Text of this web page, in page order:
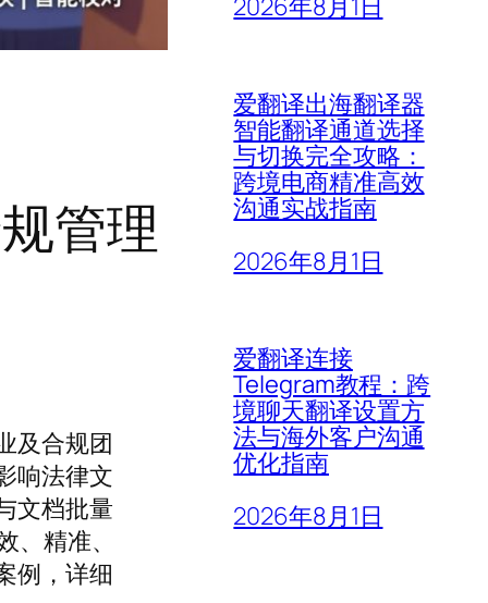
管理
及合规团
响法律文
文档批量
精准、
例，详细
爱翻译出海翻译器
智能翻译通道选择
与切换完全攻略：
跨境电商精准高效
沟通实战指南
2026年8月1日
爱翻译连接
Telegram教程：跨
境聊天翻译设置方
法与海外客户沟通
优化指南
2026年8月1日